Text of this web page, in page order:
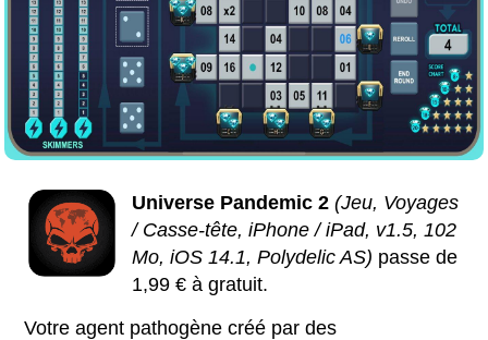
Universe Pandemic 2 (Jeu, Voyages
/ Casse-tête, iPhone / iPad, v1.5, 102
Mo, iOS 14.1, Polydelic AS) passe de
1,99 € à gratuit.
Votre agent pathogène créé par des